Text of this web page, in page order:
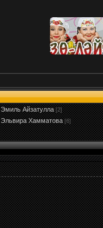
Эмиль Айзатулла [2]
Эльвира Хамматова [6]